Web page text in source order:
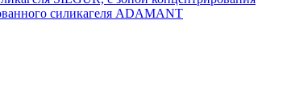
силикагеля ADAMANT